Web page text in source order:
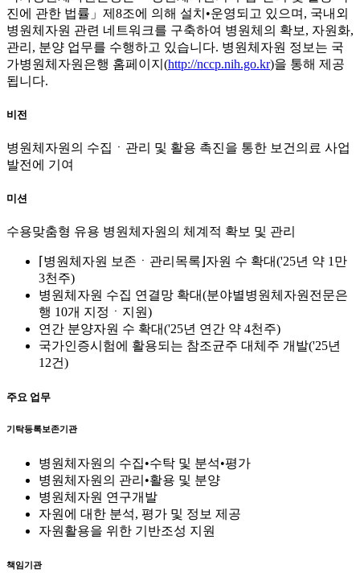
진에 관한 법률」제8조에 의해 설치•운영되고 있으며, 국내외
병원체자원 관련 네트워크를 구축하여 병원체의 확보, 자원화,
관리, 분양 업무를 수행하고 있습니다. 병원체자원 정보는 국
가병원체자원은행 홈페이지(http://nccp.nih.go.kr)을 통해 제공
됩니다.
비전
병원체자원의 수집ㆍ관리 및 활용 촉진을 통한 보건의료 사업
발전에 기여
미션
수용맞춤형 유용 병원체자원의 체계적 확보 및 관리
⌈병원체자원 보존ㆍ관리목록⌋자원 수 확대('25년 약 1만
3천주)
병원체자원 수집 연결망 확대(분야별병원체자원전문은
행 10개 지정ㆍ지원)
연간 분양자원 수 확대('25년 연간 약 4천주)
국가인증시험에 활용되는 참조균주 대체주 개발('25년
12건)
주요 업무
기탁등록보존기관
병원체자원의 수집•수탁 및 분석•평가
병원체자원의 관리•활용 및 분양
병원체자원 연구개발
자원에 대한 분석, 평가 및 정보 제공
자원활용을 위한 기반조성 지원
책임기관